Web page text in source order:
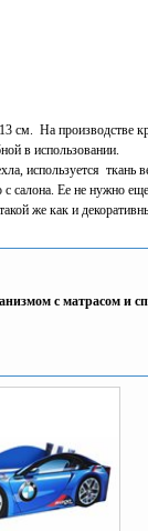
см. На производстве
в использовании.
используется
с салона. Ее не нужно
же как и
с матрасом и